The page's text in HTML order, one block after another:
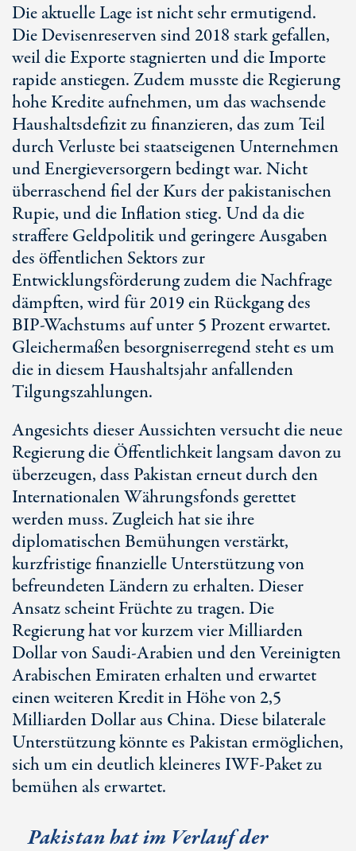
Die aktuelle Lage ist nicht sehr ermutigend.
Die Devisenreserven sind 2018 stark gefallen,
weil die Exporte stagnierten und die Importe
rapide anstiegen. Zudem musste die Regierung
hohe Kredite aufnehmen, um das wachsende
Haushaltsdefizit zu finanzieren, das zum Teil
durch Verluste bei staatseigenen Unternehmen
und Energieversorgern bedingt war. Nicht
überraschend fiel der Kurs der pakistanischen
Rupie, und die Inflation stieg. Und da die
straffere Geldpolitik und geringere Ausgaben
des öffentlichen Sektors zur
Entwicklungsförderung zudem die Nachfrage
dämpften, wird für 2019 ein Rückgang des
BIP-Wachstums auf unter 5 Prozent erwartet.
Gleichermaßen besorgniserregend steht es um
die in diesem Haushaltsjahr anfallenden
Tilgungszahlungen.
Angesichts dieser Aussichten versucht die neue
Regierung die Öffentlichkeit langsam davon zu
überzeugen, dass Pakistan erneut durch den
Internationalen Währungsfonds gerettet
werden muss. Zugleich hat sie ihre
diplomatischen Bemühungen verstärkt,
kurzfristige finanzielle Unterstützung von
befreundeten Ländern zu erhalten. Dieser
Ansatz scheint Früchte zu tragen. Die
Regierung hat vor kurzem vier Milliarden
Dollar von Saudi-Arabien und den Vereinigten
Arabischen Emiraten erhalten und erwartet
einen weiteren Kredit in Höhe von 2,5
Milliarden Dollar aus China. Diese bilaterale
Unterstützung könnte es Pakistan ermöglichen,
sich um ein deutlich kleineres IWF-Paket zu
bemühen als erwartet.
Pakistan hat im Verlauf der